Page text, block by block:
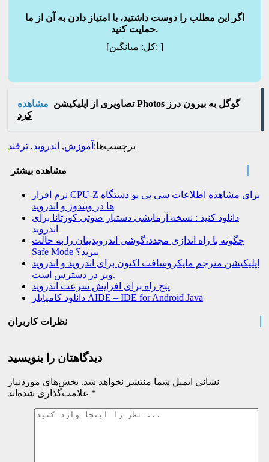
اگر این مطلب را دوست داشتید، با امتیاز دادن به آن از ما
حمایت کنید.
[کل:میانگین: ]
مشاهده تصاویری از اپلیکیشن Photos گوگل به بیرون درز
کرد
برچسب‌ها: آموزش, اندروید, ترفند
مشاهده بیشتر
نرم افزار CPU-Z برای مشاهده اطلاعات سی پی یو دستگاه
ها در ویندوز و اندروید
دانلود کنید : نسخه آزمایشی دستیار صوتی کورتانا برای
اندروید
چگونه با راه اندازی مجدد،گوشی اندرویدیتان را به حالت
Safe Mode ببرید؟
اپلیکیشن مترجم مایکروسافت اکنون برای اندروید و اندروید
ویر در دسترس است.
پنج راه برای افزایش سرعت اندروید
دانلود کامپایلر AIDE – IDE for Android Java
نظرات کاربران
دیدگاهتان را بنویسید
نشانی ایمیل شما منتشر نخواهد شد. بخش‌های موردنیاز
*